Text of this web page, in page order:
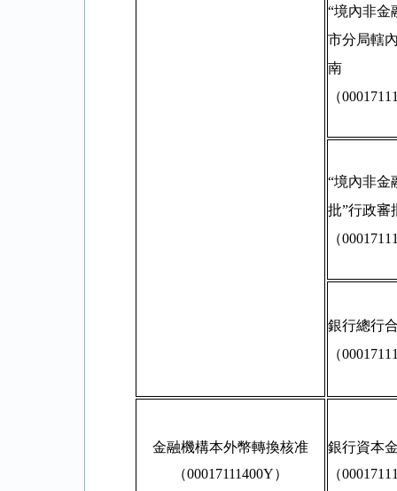
“境內非金
市分局轄
南
（
“境內非金
批”行政審
（
銀行總行
（
金融機構本外幣轉換核准
（00017111400Y）
銀行資本
（